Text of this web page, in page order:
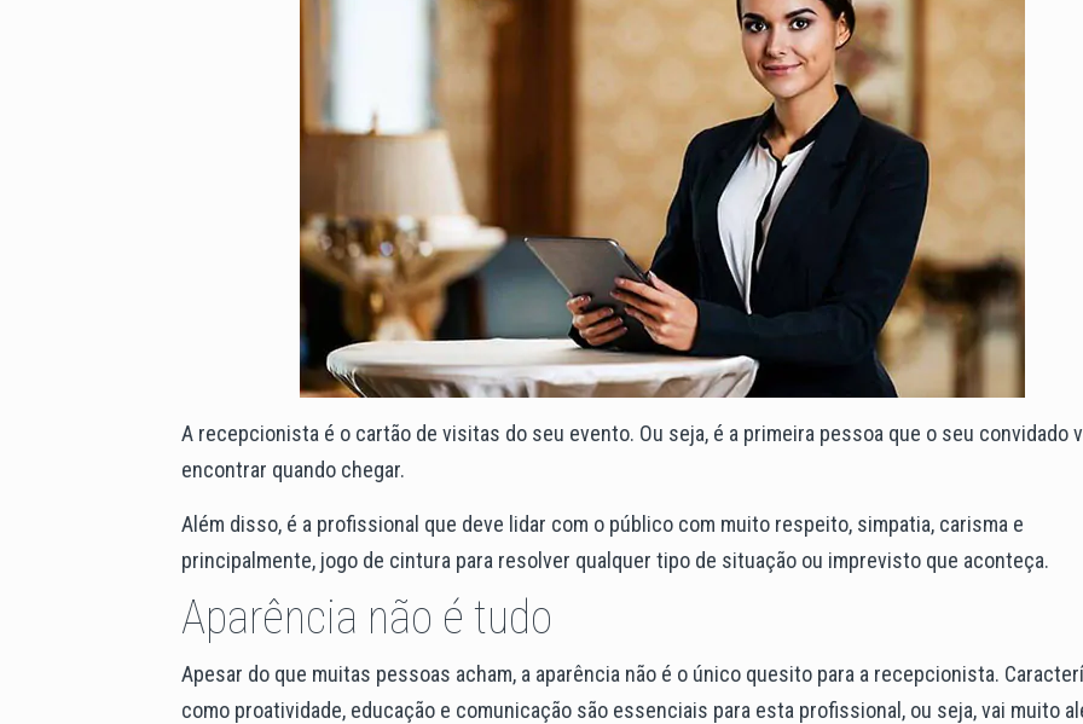
A recepcionista é o cartão de visitas do seu evento. Ou seja, é a primeira pessoa que o seu convidado
encontrar quando chegar.
Além disso, é a profissional que deve lidar com o público com muito respeito, simpatia, carisma e
principalmente, jogo de cintura para resolver qualquer tipo de situação ou imprevisto que aconteça.
Aparência não é tudo
Apesar do que muitas pessoas acham, a aparência não é o único quesito para a recepcionista.
como proatividade, educação e comunicação são essenciais para esta profissional, ou seja, vai muito